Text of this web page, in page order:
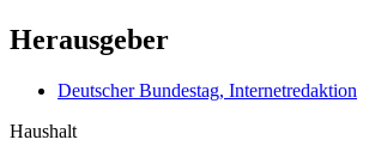
Herausgeber
Deutscher Bundestag, Internetredaktion
Haushalt